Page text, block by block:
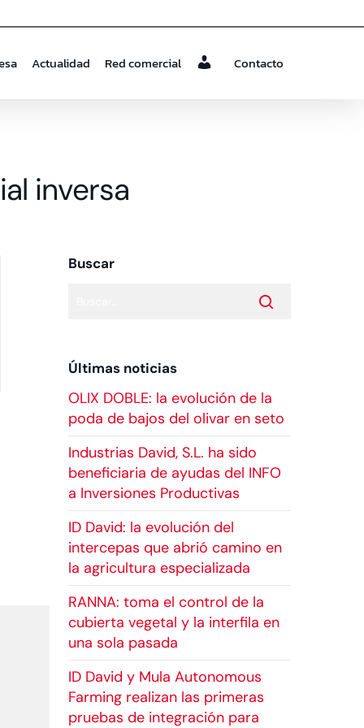
Actualidad Red comercial Contacto
inversa
Buscar
Últimas noticias
OLIX DOBLE: la evolución de la
poda de bajos del olivar en seto
Industrias David, S.L. ha sido
beneficiaria de ayudas del INFO
a Inversiones Productivas
ID David: la evolución del
intercepas que abrió camino en
la agricultura especializada
RANNA: toma el control de la
cubierta vegetal y la interfila en
una sola pasada
ID David y Mula Autonomous
Farming realizan las primeras
pruebas de integración para